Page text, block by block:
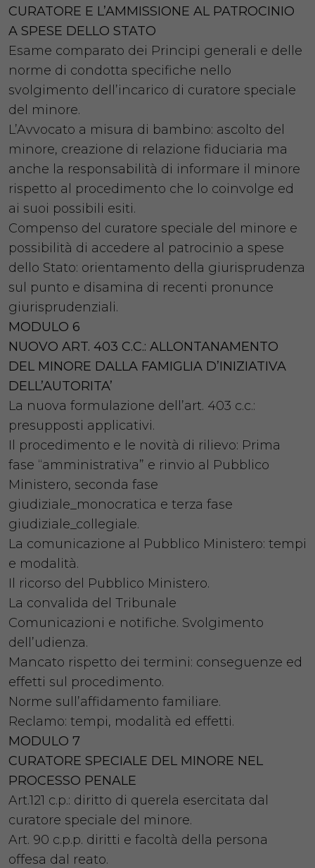
CURATORE E L’AMMISSIONE AL PATROCINIO
A SPESE DELLO STATO
Esame comparato dei Principi generali e delle
norme di condotta specifiche nello
svolgimento dell’incarico di curatore speciale
del minore.
L’Avvocato a misura di bambino: ascolto del
minore, creazione di relazione fiduciaria ma
anche la responsabilità di informare il minore
rispetto al procedimento che lo coinvolge ed
ai suoi possibili esiti.
Compenso del curatore speciale del minore e
possibilità di accedere al patrocinio a spese
dello Stato: orientamento della giurisprudenza
sul punto e disamina di recenti pronunce
giurisprudenziali.
MODULO 6
NUOVO ART. 403 C.C.: ALLONTANAMENTO
DEL MINORE DALLA FAMIGLIA D’INIZIATIVA
DELL’AUTORITA’
La nuova formulazione dell’art. 403 c.c.:
presupposti applicativi.
Il procedimento e le novità di rilievo: Prima
fase “amministrativa” e rinvio al Pubblico
Ministero, seconda fase
giudiziale_monocratica e terza fase
giudiziale_collegiale.
La comunicazione al Pubblico Ministero: tempi
e modalità.
Il ricorso del Pubblico Ministero.
La convalida del Tribunale
Comunicazioni e notifiche. Svolgimento
dell’udienza.
Mancato rispetto dei termini: conseguenze ed
effetti sul procedimento.
Norme sull’affidamento familiare.
Reclamo: tempi, modalità ed effetti.
MODULO 7
CURATORE SPECIALE DEL MINORE NEL
PROCESSO PENALE
Art.121 c.p.: diritto di querela esercitata dal
curatore speciale del minore.
Art. 90 c.p.p. diritti e facoltà della persona
offesa dal reato.